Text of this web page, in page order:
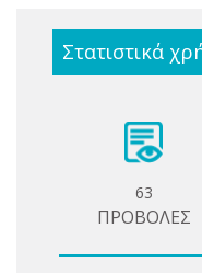
Στατιστικά
63
ΠΡΟΒΟΛΕΣ